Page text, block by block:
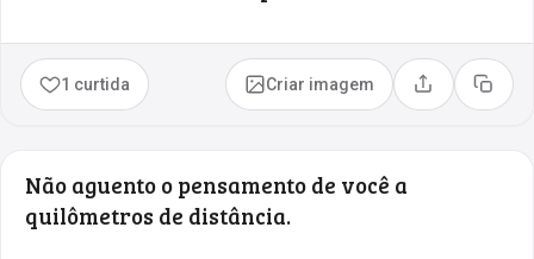
1 curtida Criar imagem Compartilhar
Copiar
Não aguento o pensamento de você a
quilômetros de distância.